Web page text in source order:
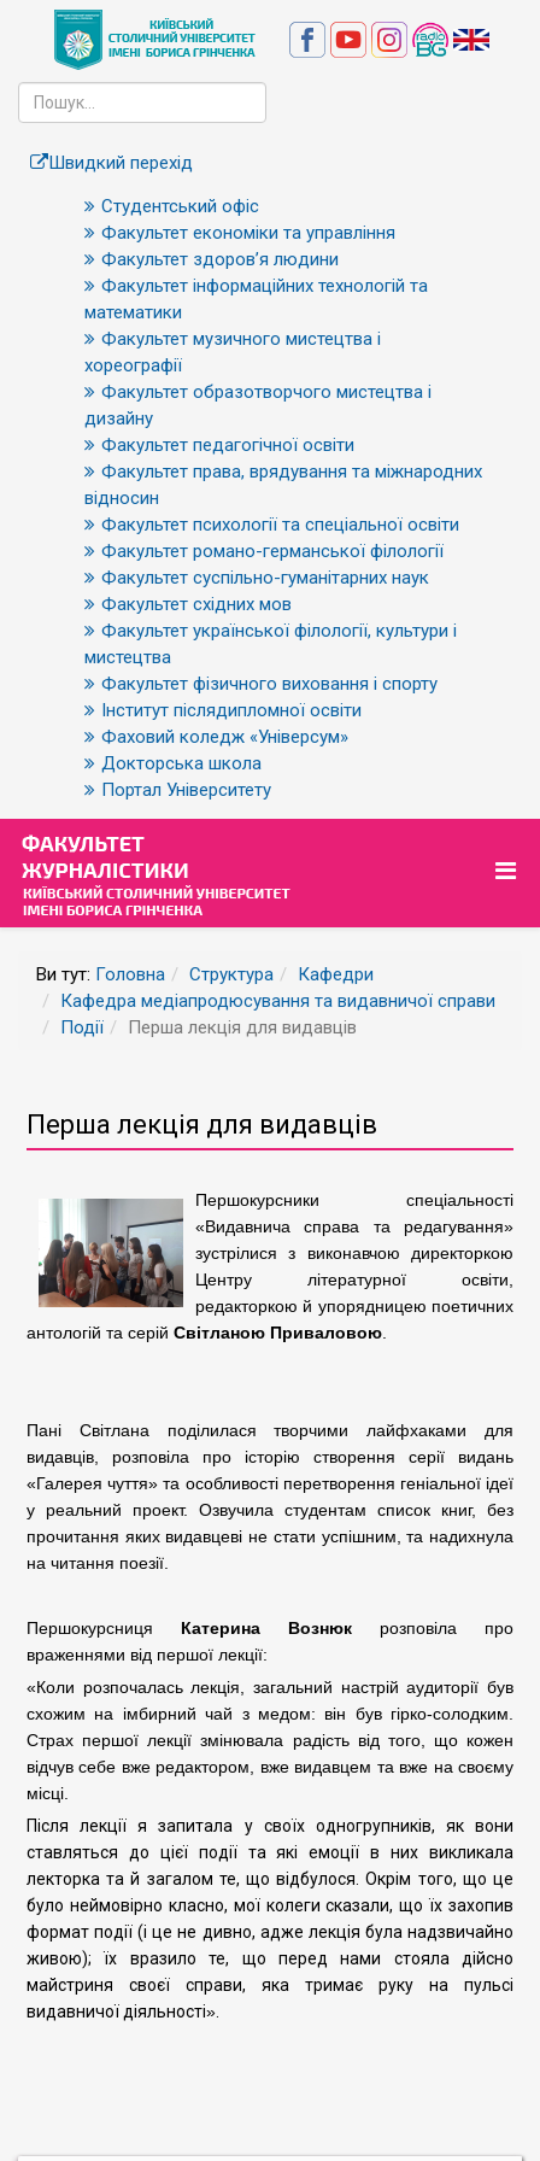
Швидкий перехід
Студентський офіс
Факультет економіки та управління
Факультет здоров’я людини
Факультет інформаційних технологій та
математики
Факультет музичного мистецтва і
хореографії
Факультет образотворчого мистецтва і
дизайну
Факультет педагогічної освіти
Факультет права, врядування та міжнародних
відносин
Факультет психології та спеціальної освіти
Факультет романо-германської філології
Факультет суспільно-гуманітарних наук
Факультет східних мов
Факультет української філології, культури і
мистецтва
Факультет фізичного виховання і спорту
Інститут післядипломної освіти
Фаховий коледж «Універсум»
Докторська школа
Портал Університету
Ви тут: Головна Структура
Кафедри
Кафедра медіапродюсування та видавничої справи
Події
Перша лекція для видавців
Перша лекція для видавців
Першокурсники спеціальності
«Видавнича справа та редагування»
зустрілися з виконавчою директоркою
Центру літературної освіти,
редакторкою й упорядницею поетичних
антологій та серій Світланою Приваловою
Пані Світлана поділилася творчими лайфхаками для
видавців, розповіла про історію створення серії видань
«Галерея чуття» та особливості перетворення геніальної ідеї
у реальний проект. Озвучила студентам список книг, без
прочитання яких видавцеві не стати успішним, та надихнула
на читання поезії.
Першокурсниця Катерина Вознюк розповіла про
враженнями від першої лекції:
«Коли розпочалась лекція, загальний настрій аудиторії був
схожим на імбирний чай з медом: він був гірко-солодким.
Страх першої лекції змінювала радість від того, що кожен
відчув себе вже редактором, вже видавцем та вже на своєму
місці.
Після лекції я запитала у своїх одногрупників, як вони
ставляться до цієї події та які емоції в них викликала
лекторка та й загалом те, що відбулося. Окрім того, що це
було неймовірно класно, мої колеги сказали, що їх захопив
формат події (і це не дивно, адже лекція була надзвичайно
живою); їх вразило те, що перед нами стояла дійсно
майстриня своєї справи, яка тримає руку на пульсі
видавничої діяльності»